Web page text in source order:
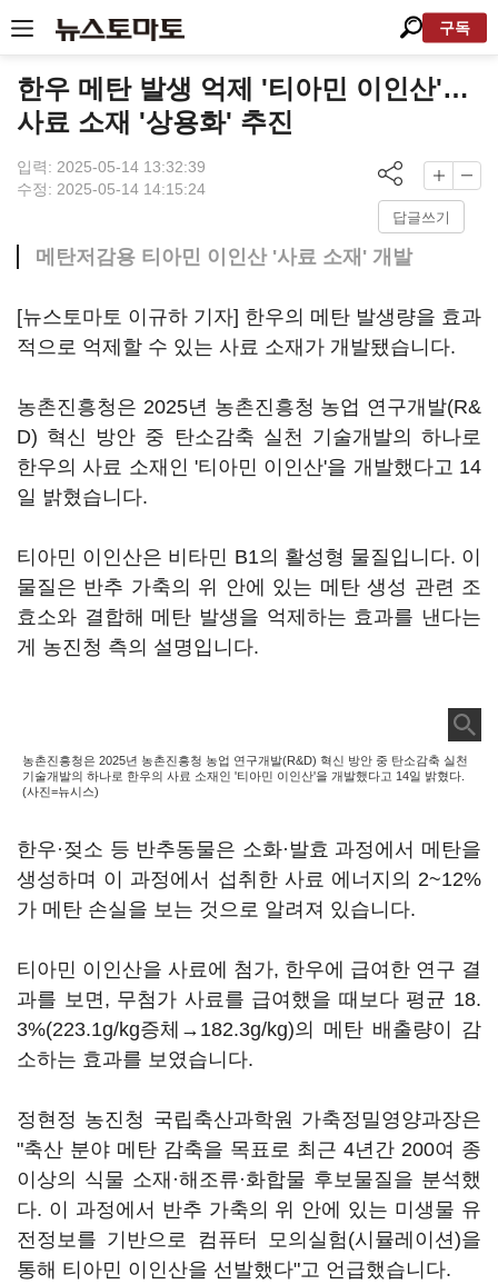
구독
한우 메탄 발생 억제 '티아민 이인산'…
사료 소재 '상용화' 추진
입력: 2025-05-14 13:32:39
수정: 2025-05-14 14:15:24
답글쓰기
메탄저감용 티아민 이인산 '사료 소재' 개발
[뉴스토마토 이규하 기자] 한우의 메탄 발생량을 효과
적으로 억제할 수 있는 사료 소재가 개발됐습니다.
농촌진흥청은 2025년 농촌진흥청 농업 연구개발(R&
D) 혁신 방안 중 탄소감축 실천 기술개발의 하나로
한우의 사료 소재인 '티아민 이인산'을 개발했다고 14
일 밝혔습니다.
티아민 이인산은 비타민 B1의 활성형 물질입니다. 이
물질은 반추 가축의 위 안에 있는 메탄 생성 관련 조
효소와 결합해 메탄 발생을 억제하는 효과를 낸다는
게 농진청 측의 설명입니다.
농촌진흥청은 2025년 농촌진흥청 농업 연구개발(R&D) 혁신 방안 중 탄소감축 실천
기술개발의 하나로 한우의 사료 소재인 '티아민 이인산'을 개발했다고 14일 밝혔다.
(사진=뉴시스)
한우·젖소 등 반추동물은 소화·발효 과정에서 메탄을
생성하며 이 과정에서 섭취한 사료 에너지의 2~12%
가 메탄 손실을 보는 것으로 알려져 있습니다.
티아민 이인산을 사료에 첨가, 한우에 급여한 연구 결
과를 보면, 무첨가 사료를 급여했을 때보다 평균 18.
3%(223.1g/kg증체→182.3g/kg)의 메탄 배출량이 감
소하는 효과를 보였습니다.
정현정 농진청 국립축산과학원 가축정밀영양과장은
"축산 분야 메탄 감축을 목표로 최근 4년간 200여 종
이상의 식물 소재·해조류·화합물 후보물질을 분석했
다. 이 과정에서 반추 가축의 위 안에 있는 미생물 유
전정보를 기반으로 컴퓨터 모의실험(시뮬레이션)을
통해 티아민 이인산을 선발했다"고 언급했습니다.